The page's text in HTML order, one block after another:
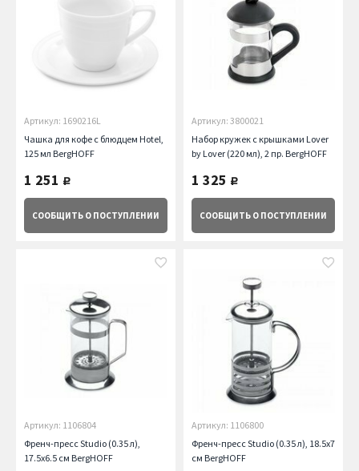
Артикул: 1690216L
Чашка для кофе с блюдцем Hotel,
125 мл BergHOFF
1 251 руб.
СООБЩИТЬ О ПОСТУПЛЕНИИ
Артикул: 3800021
Набор кружек с крышками Lover
by Lover (220 мл), 2 пр. BergHOFF
1 325 руб.
СООБЩИТЬ О ПОСТУПЛЕНИИ
Артикул: 1106804
Френч-пресс Studio (0.35 л),
17.5х6.5 см BergHOFF
Артикул: 1106800
Френч-пресс Studio (0.35 л), 18.5х7
см BergHOFF